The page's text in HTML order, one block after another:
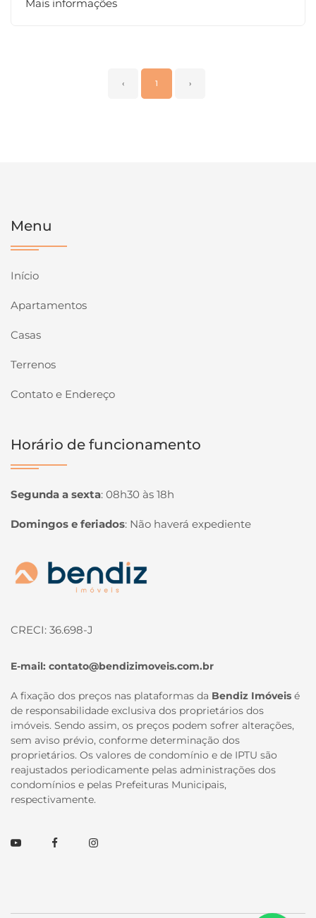
Mais informações
‹ 1 ›
Menu
Início
Apartamentos
Casas
Terrenos
Contato e Endereço
Horário de funcionamento
Segunda a sexta: 08h30 às 18h
Domingos e feriados: Não haverá expediente
Página inicial
CRECI: 36.698-J
E-mail: contato@bendizimoveis.com.br
A fixação dos preços nas plataformas da Bendiz Imóveis é
de responsabilidade exclusiva dos proprietários dos
imóveis. Sendo assim, os preços podem sofrer alterações,
sem aviso prévio, conforme determinação dos
proprietários. Os valores de condomínio e de IPTU são
reajustados periodicamente pelas administrações dos
condomínios e pelas Prefeituras Municipais,
respectivamente.
YoutubeFacebookInstagram